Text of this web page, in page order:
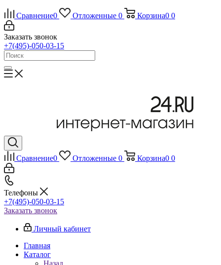
Сравнение0 Отложенные 0 Корзина0 0
Заказать звонок
+7(495)-050-03-15
Сравнение0 Отложенные 0 Корзина0 0
Телефоны
+7(495)-050-03-15
Заказать звонок
Личный кабинет
Главная
Каталог
Назад